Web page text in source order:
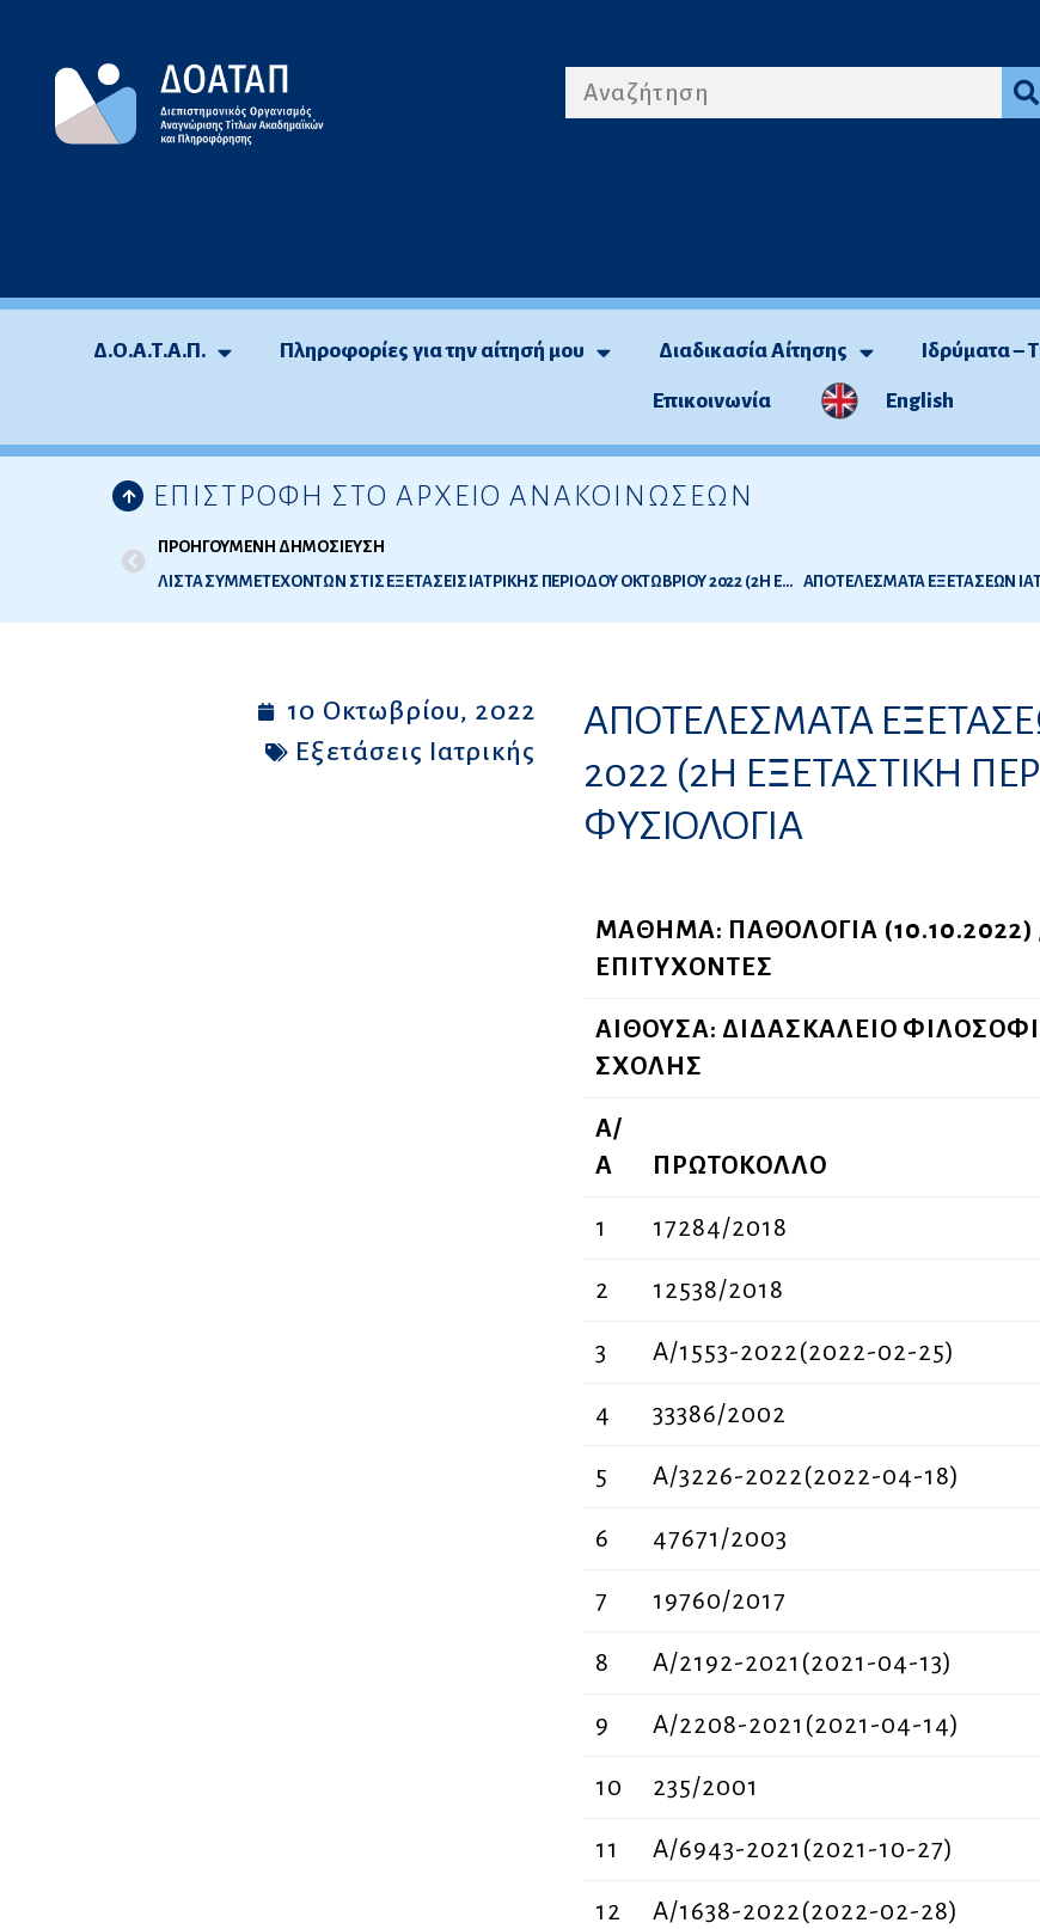
περιεχόμενο
Δ.Ο.Α.Τ.Α.Π. Πληροφορίες για την αίτησή μου Διαδικασία Αίτησης Ιδρύματα –
Επικοινωνία English
ΕΠΙΣΤΡΟΦΗ ΣΤΟ ΑΡΧΕΙΟ ΑΝΑΚΟΙΝΩΣΕΩΝ
ΠΡΟΗΓΟΥΜΕΝΗ ΔΗΜΟΣΙΕΥΣΗ
ΛΙΣΤΑ ΣΥΜΜΕΤΕΧΟΝΤΩΝ ΣΤΙΣ ΕΞΕΤΑΣΕΙΣ ΙΑΤΡΙΚΗΣ ΠΕΡΙΟΔΟΥ ΟΚΤΩΒΡΙΟΥ 2022 (2Η ΕΞ ΠΕΡΙΟΔΟΣ 2022)
10 Οκτωβρίου, 2022
Εξετάσεις Ιατρικής
ΑΠΟΤΕΛΕΣΜΑΤΑ
2022 (2Η ΕΞΕΤΑΣΤΙΚΗ
ΦΥΣΙΟΛΟΓΙΑ
ΜΑΘΗΜΑ: ΠΑΘΟΛΟΓΙΑ (10.10.2022)
ΕΠΙΤΥΧΟΝΤΕΣ
ΑΙΘΟΥΣΑ: ΔΙΔΑΣΚΑΛΕΙΟ
ΣΧΟΛΗΣ
Α/
Α
ΠΡΩΤΟΚΟΛΛΟ
1 17284/2018
2 12538/2018
3 Α/1553-2022(2022-02-25)
4 33386/2002
5 A/3226-2022(2022-04-18)
6 47671/2003
7 19760/2017
8 Α/2192-2021(2021-04-13)
9 Α/2208-2021(2021-04-14)
10 235/2001
11 Α/6943-2021(2021-10-27)
12 Α/1638-2022(2022-02-28)